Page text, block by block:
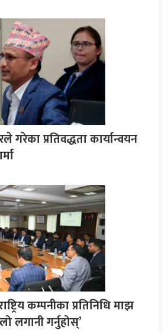
गरेका प्रतिवद्धता कार्यान्वयन
कम्पनीका प्रतिनिधि माझ
लगानी गर्नुहोस्’